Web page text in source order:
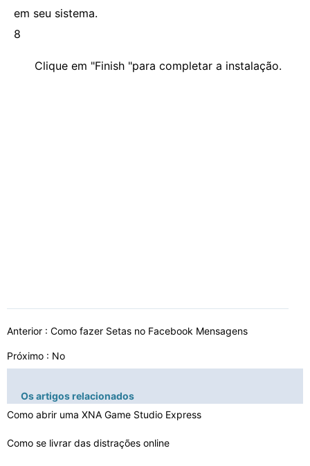
em seu sistema.
8
Clique em "Finish "para completar a instalação.
Anterior : Como fazer Setas no Facebook Mensagens
Próximo : No
Os artigos relacionados
Como abrir uma XNA Game Studio Express
Como se livrar das distrações online